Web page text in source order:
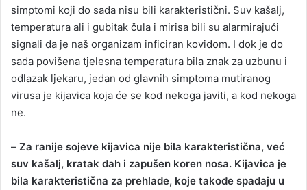
simptomi koji do sada nisu bili karakteristični. Suv kašalj,
temperatura ali i gubitak čula i mirisa bili su alarmirajući
signali da je naš organizam inficiran kovidom. I dok je do
sada povišena tjelesna temperatura bila znak za uzbunu i
odlazak ljekaru, jedan od glavnih simptoma mutiranog
virusa je kijavica koja će se kod nekoga javiti, a kod nekoga
ne.
– Za ranije sojeve kijavica nije bila karakteristična, već
suv kašalj, kratak dah i zapušen koren nosa. Kijavica je
bila karakteristična za prehlade, koje takođe spadaju u